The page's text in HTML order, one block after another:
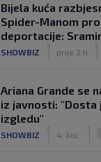
Bijela kuća
Spider-Manom
deportacije:
SHOWBIZ prije 2 h
Ariana Grande se
iz javnosti: "Dosta
izgledu"
SHOWBIZ 4. kol.